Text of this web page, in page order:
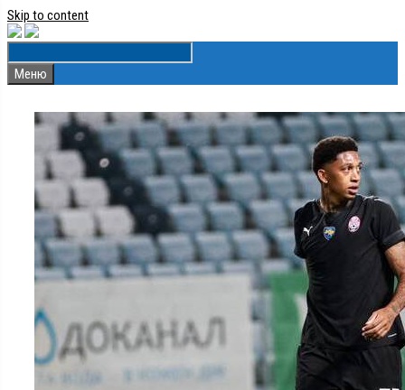
Skip to content
Меню